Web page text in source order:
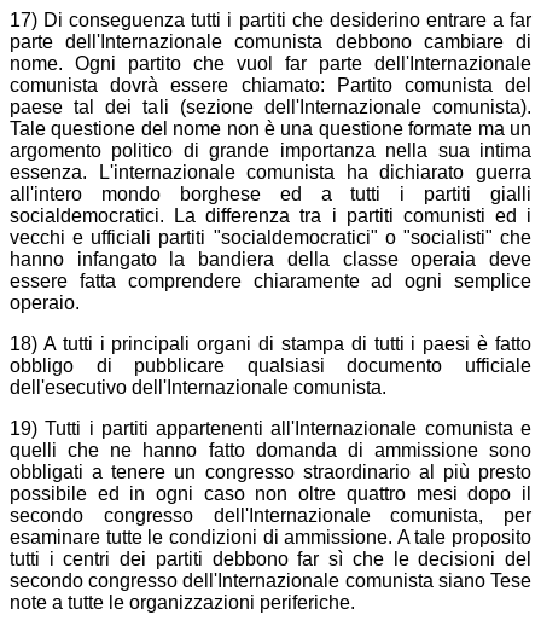
17) Di conseguenza tutti i partiti che desiderino entrare a far
parte dell'Internazionale comunista debbono cambiare di
nome. Ogni partito che vuol far parte dell'Internazionale
comunista dovrà essere chiamato: Partito comunista del
paese tal dei tali (sezione dell'Internazionale comunista).
Tale questione del nome non è una questione formate ma un
argomento politico di grande importanza nella sua intima
essenza. L'internazionale comunista ha dichiarato guerra
all'intero mondo borghese ed a tutti i partiti gialli
socialdemocratici. La differenza tra i partiti comunisti ed i
vecchi e ufficiali partiti "socialdemocratici" o "socialisti" che
hanno infangato la bandiera della classe operaia deve
essere fatta comprendere chiaramente ad ogni semplice
operaio.
18) A tutti i principali organi di stampa di tutti i paesi è fatto
obbligo di pubblicare qualsiasi documento ufficiale
dell'esecutivo dell'Internazionale comunista.
19) Tutti i partiti appartenenti all'Internazionale comunista e
quelli che ne hanno fatto domanda di ammissione sono
obbligati a tenere un congresso straordinario al più presto
possibile ed in ogni caso non oltre quattro mesi dopo il
secondo congresso dell'Internazionale comunista, per
esaminare tutte le condizioni di ammissione. A tale proposito
tutti i centri dei partiti debbono far sì che le decisioni del
secondo congresso dell'Internazionale comunista siano Tese
note a tutte le organizzazioni periferiche.